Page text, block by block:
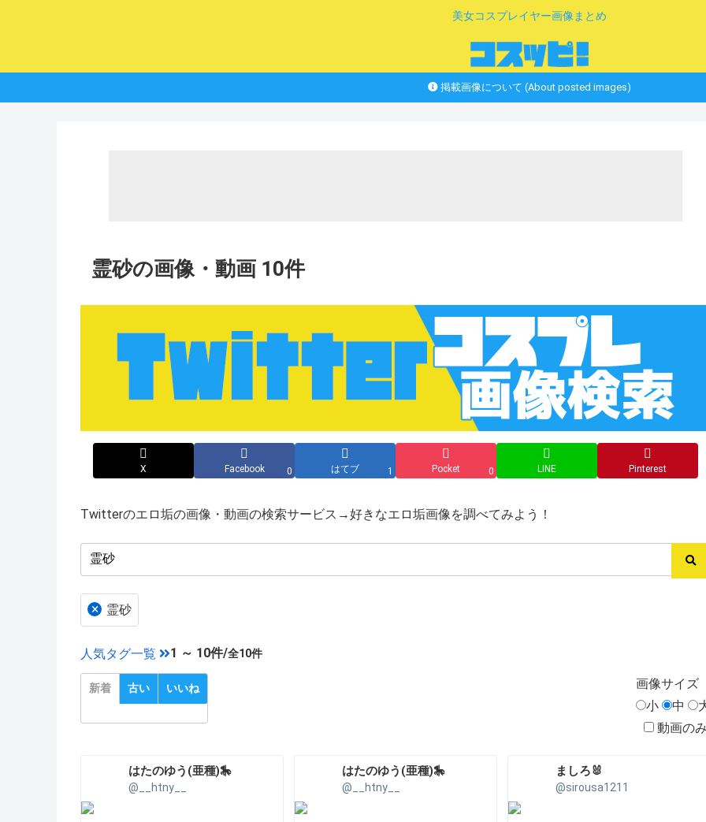
美女コスプレイヤー画像まとめ
掲載画像について (About posted images)
霊砂の画像・動画 10件
X Facebook 0 はてブ 1 Pocket 0 LINE Pinterest
Twitterのエロ垢の画像・動画の検索サービス→好きなエロ垢画像を調べてみよう！
× 霊砂
人気タグ一覧 1 ～ 10件/全10件
新着 古い いいね 画像サイズ
小
中
動画の
はたのゆう(亜種)🎠
@__htny__
はたのゆう(亜種)🎠
@__htny__
ましろ🐰
@sirousa1211